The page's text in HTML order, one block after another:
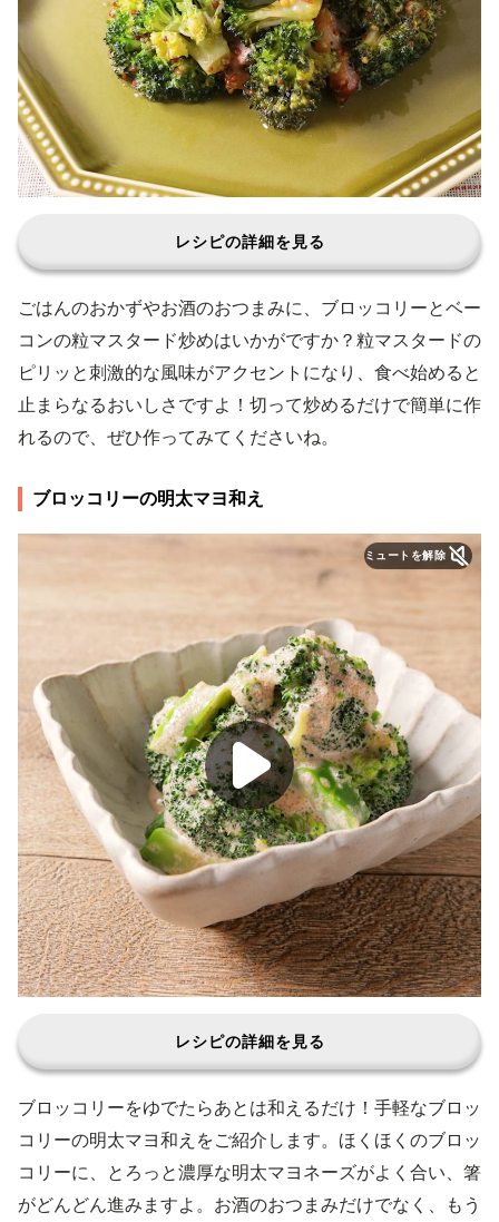
レシピの詳細を見る
ごはんのおかずやお酒のおつまみに、ブロッコリーとベー
コンの粒マスタード炒めはいかがですか？粒マスタードの
ピリッと刺激的な風味がアクセントになり、食べ始めると
止まらなるおいしさですよ！切って炒めるだけで簡単に作
れるので、ぜひ作ってみてくださいね。
ブロッコリーの明太マヨ和え
ミュートを解除
レシピの詳細を見る
ブロッコリーをゆでたらあとは和えるだけ！手軽なブロッ
コリーの明太マヨ和えをご紹介します。ほくほくのブロッ
コリーに、とろっと濃厚な明太マヨネーズがよく合い、箸
がどんどん進みますよ。お酒のおつまみだけでなく、もう